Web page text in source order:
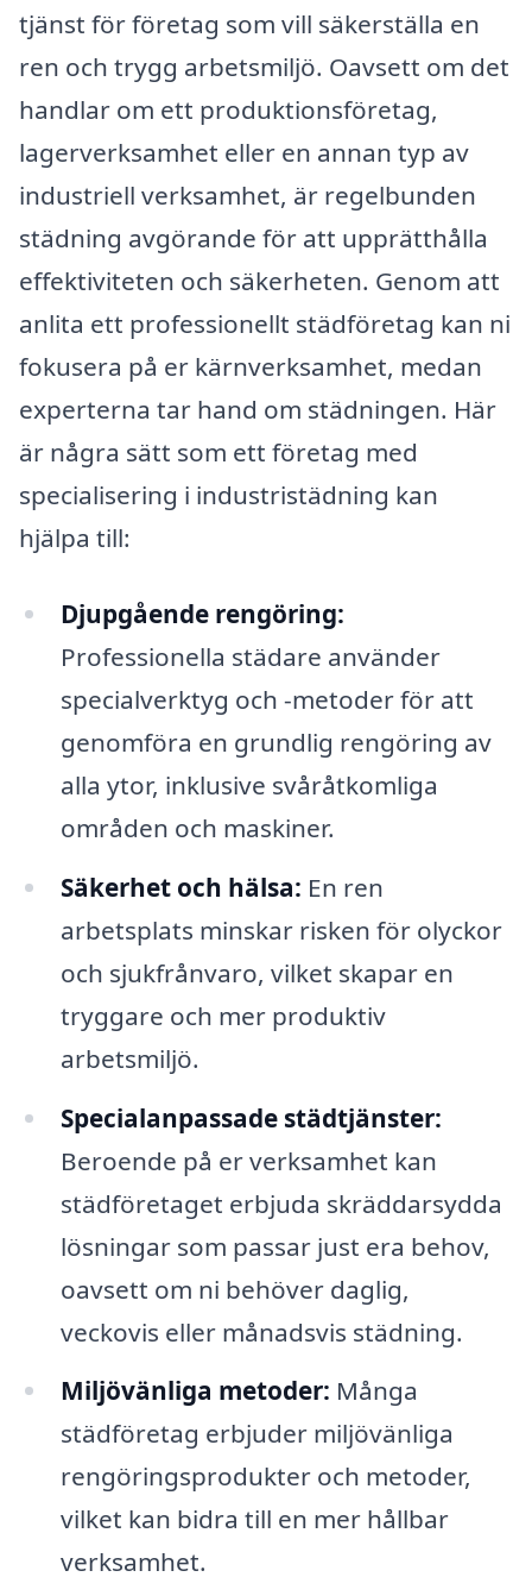
tjänst för företag som vill säkerställa en
ren och trygg arbetsmiljö. Oavsett om det
handlar om ett produktionsföretag,
lagerverksamhet eller en annan typ av
industriell verksamhet, är regelbunden
städning avgörande för att upprätthålla
effektiviteten och säkerheten. Genom att
anlita ett professionellt städföretag kan ni
fokusera på er kärnverksamhet, medan
experterna tar hand om städningen. Här
är några sätt som ett företag med
specialisering i industristädning kan
hjälpa till:
Djupgående rengöring:
Professionella städare använder
specialverktyg och -metoder för att
genomföra en grundlig rengöring av
alla ytor, inklusive svåråtkomliga
områden och maskiner.
Säkerhet och hälsa: En ren
arbetsplats minskar risken för olyckor
och sjukfrånvaro, vilket skapar en
tryggare och mer produktiv
arbetsmiljö.
Specialanpassade städtjänster:
Beroende på er verksamhet kan
städföretaget erbjuda skräddarsydda
lösningar som passar just era behov,
oavsett om ni behöver daglig,
veckovis eller månadsvis städning.
Miljövänliga metoder: Många
städföretag erbjuder miljövänliga
rengöringsprodukter och metoder,
vilket kan bidra till en mer hållbar
verksamhet.